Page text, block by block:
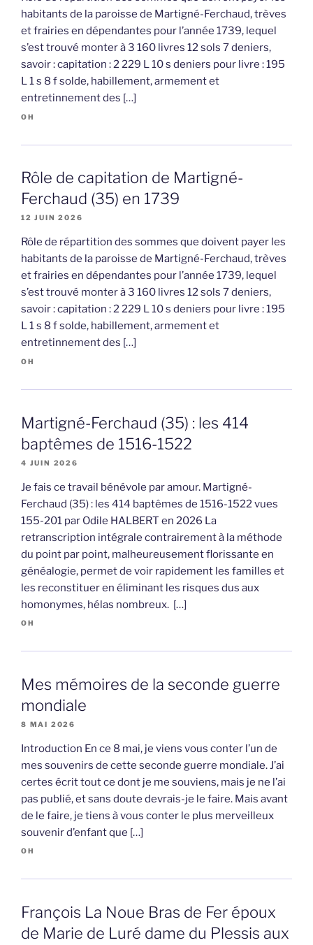
habitants de la paroisse de Martigné-Ferchaud, trèves
et frairies en dépendantes pour l’année 1739, lequel
s’est trouvé monter à 3 160 livres 12 sols 7 deniers,
savoir : capitation : 2 229 L 10 s deniers pour livre : 195
L 1 s 8 f solde, habillement, armement et
entretinnement des […]
OH
Rôle de capitation de Martigné-
Ferchaud (35) en 1739
12 JUIN 2026
Rôle de répartition des sommes que doivent payer les
habitants de la paroisse de Martigné-Ferchaud, trèves
et frairies en dépendantes pour l’année 1739, lequel
s’est trouvé monter à 3 160 livres 12 sols 7 deniers,
savoir : capitation : 2 229 L 10 s deniers pour livre : 195
L 1 s 8 f solde, habillement, armement et
entretinnement des […]
OH
Martigné-Ferchaud (35) : les 414
baptêmes de 1516-1522
4 JUIN 2026
Je fais ce travail bénévole par amour. Martigné-
Ferchaud (35) : les 414 baptêmes de 1516-1522 vues
155-201 par Odile HALBERT en 2026 La
retranscription intégrale contrairement à la méthode
du point par point, malheureusement florissante en
généalogie, permet de voir rapidement les familles et
les reconstituer en éliminant les risques dus aux
homonymes, hélas nombreux. […]
OH
Mes mémoires de la seconde guerre
mondiale
8 MAI 2026
Introduction En ce 8 mai, je viens vous conter l’un de
mes souvenirs de cette seconde guerre mondiale. J’ai
certes écrit tout ce dont je me souviens, mais je ne l’ai
pas publié, et sans doute devrais-je le faire. Mais avant
de le faire, je tiens à vous conter le plus merveilleux
souvenir d’enfant que […]
OH
François La Noue Bras de Fer époux
de Marie de Luré dame du Plessis aux